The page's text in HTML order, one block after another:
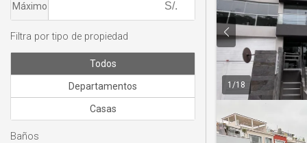
1 /18
Máximo
Filtra por tipo de propiedad
Todos
Departamentos
Casas
Baños